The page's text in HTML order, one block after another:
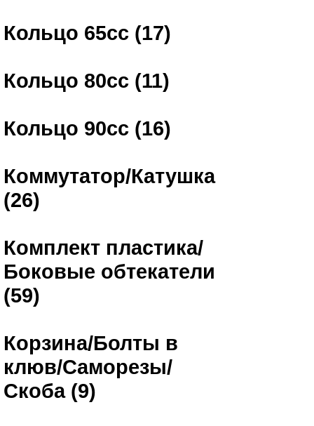
Кольцо 65сс (17)
Кольцо 80сс (11)
Кольцо 90сс (16)
Коммутатор/Катушка
(26)
Комплект пластика/
Боковые обтекатели
(59)
Корзина/Болты в
клюв/Саморезы/
Скоба (9)